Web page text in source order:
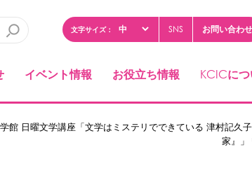
文字サイズ： SNS お問い合わせ
イベント情報 お役立ち情報 KCICに
日曜文学講座「文学はミステリでできている 津村記久
家』」